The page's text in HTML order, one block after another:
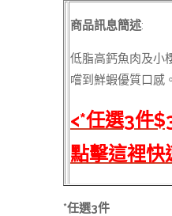
商品訊息簡述:
低脂高鈣魚肉及小
嚐到鮮蝦優質口感
<*任選3件
點擊這裡快
*任選3件